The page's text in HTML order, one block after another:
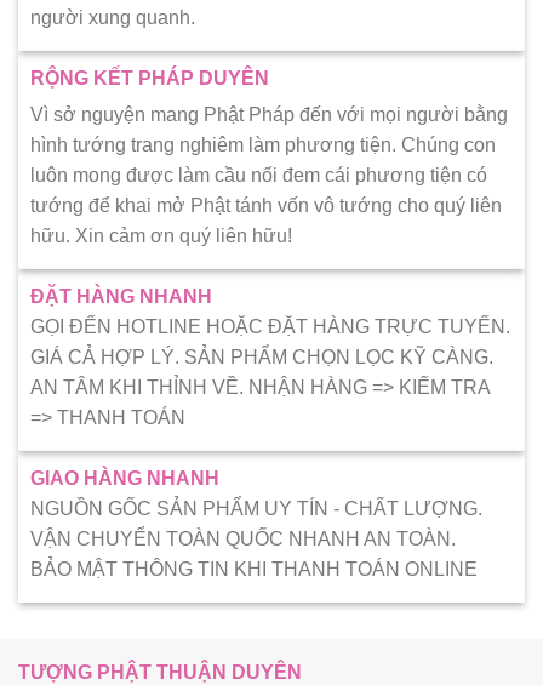
người xung quanh.
RỘNG KẾT PHÁP DUYÊN
Vì sở nguyện mang Phật Pháp đến với mọi người bằng
hình tướng trang nghiêm làm phương tiện. Chúng con
luôn mong được làm cầu nối đem cái phương tiện có
tướng để khai mở Phật tánh vốn vô tướng cho quý liên
hữu. Xin cảm ơn quý liên hữu!
ĐẶT HÀNG NHANH
GỌI ĐẾN HOTLINE HOẶC ĐẶT HÀNG TRỰC TUYẾN.
GIÁ CẢ HỢP LÝ. SẢN PHẨM CHỌN LỌC KỸ CÀNG.
AN TÂM KHI THỈNH VỀ. NHẬN HÀNG => KIẾM TRA
=> THANH TOÁN
GIAO HÀNG NHANH
NGUỒN GỐC SẢN PHẨM UY TÍN - CHẤT LƯỢNG.
VẬN CHUYỂN TOÀN QUỐC NHANH AN TOÀN.
BẢO MẬT THÔNG TIN KHI THANH TOÁN ONLINE
TƯỢNG PHẬT THUẬN DUYÊN